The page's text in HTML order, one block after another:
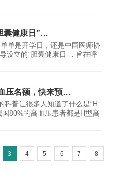
囊健康日”…
单是开学日，还是中国医师协
设立的“胆囊健康日”，旨在呼
压名额，快来预…
科普让很多人知道了什么是“H
国80%的高血压患者都是H型高
3 4 5 6 7 8